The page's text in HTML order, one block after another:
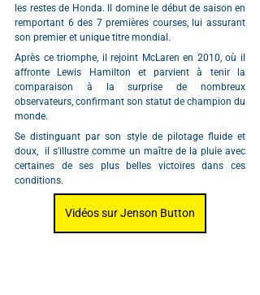
les restes de Honda. Il domine le début de saison en
remportant 6 des 7 premières courses, lui assurant
son premier et unique titre mondial.
Après ce triomphe, il rejoint McLaren en 2010, où il
affronte Lewis Hamilton et parvient à tenir la
comparaison à la surprise de nombreux
observateurs, confirmant son statut de champion du
monde.
Se distinguant par son style de pilotage fluide et
doux,  il s'illustre comme un maître de la pluie avec
certaines de ses plus belles victoires dans ces
conditions.
Vidéos sur Jenson Button